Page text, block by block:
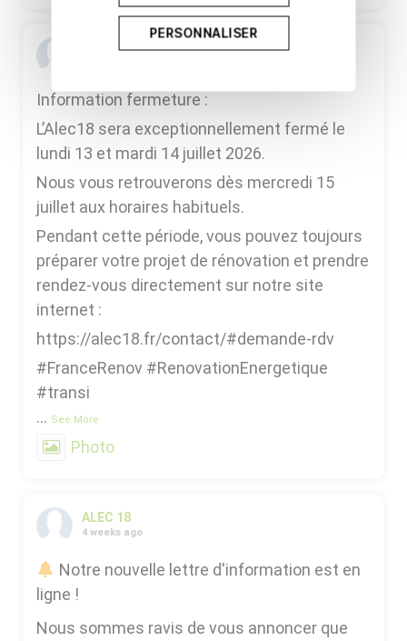
ALEC 18
Information fermeture :
L’Alec18 sera exceptionnellement fermé le
lundi 13 et mardi 14 juillet 2026.
Nous vous retrouverons dès mercredi 15
juillet aux horaires habituels.
Pendant cette période, vous pouvez toujours
préparer votre projet de rénovation et prendre
rendez-vous directement sur notre site
internet :
https://alec18.fr/contact/#demande-rdv
#FranceRenov #RenovationEnergetique
#transi
... See More
Photo
ALEC 18
4 weeks ago
Notre nouvelle lettre d'information est en
ligne !
Nous sommes ravis de vous annoncer que
PERSONNALISER